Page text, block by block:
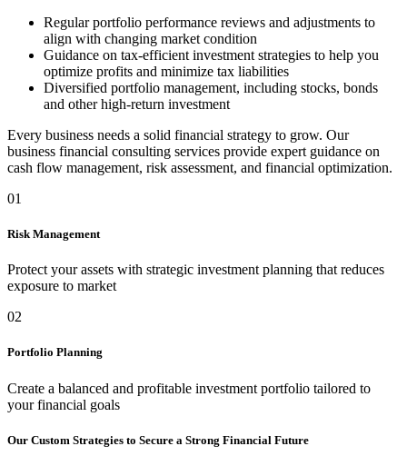
Regular portfolio performance reviews and adjustments to
align with changing market condition
Guidance on tax-efficient investment strategies to help you
optimize profits and minimize tax liabilities
Diversified portfolio management, including stocks, bonds
and other high-return investment
Every business needs a solid financial strategy to grow. Our
business financial consulting services provide expert guidance on
cash flow management, risk assessment, and financial optimization.
01
Risk Management
Protect your assets with strategic investment planning that reduces
exposure to market
02
Portfolio Planning
Create a balanced and profitable investment portfolio tailored to
your financial goals
Our Custom Strategies to Secure a Strong Financial Future